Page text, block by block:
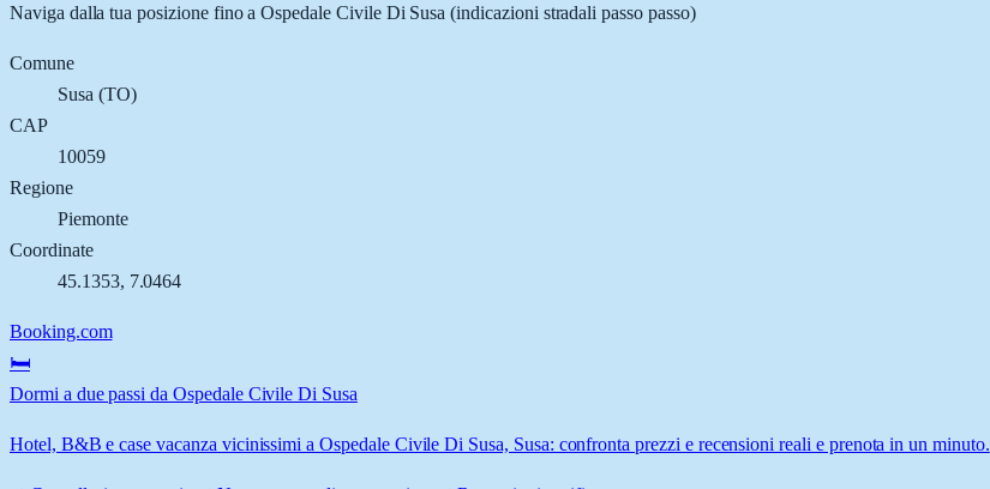
Naviga dalla tua posizione fino aOspedale Civile Di Susa (indicazioni stradali passo passo)
Comune
Susa (TO)
CAP
10059
Regione
Piemonte
Coordinate
45.1353, 7.0464
Booking.com
🛏️
Dormi a due passi da Ospedale Civile Di Susa
Hotel, B&B e case vacanza vicinissimi a Ospedale Civile Di Susa, Susa: confronta prezzi e recensioni reali e prenota in un minuto.